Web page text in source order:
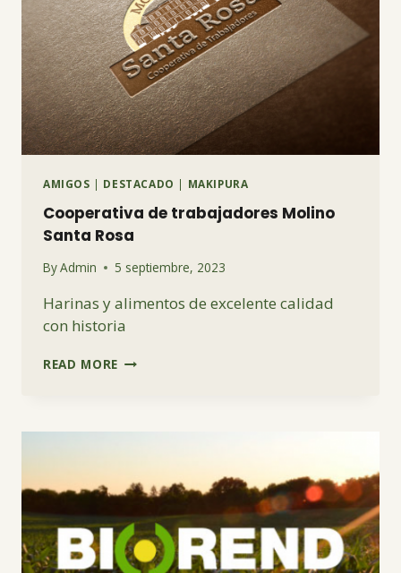
AMIGOS | DESTACADO | MAKIPURA
Cooperativa de trabajadores Molino
Santa Rosa
ByAdmin 5 septiembre, 2023
Harinas y alimentos de excelente calidad
con historia
READ MORE COOPERATIVA